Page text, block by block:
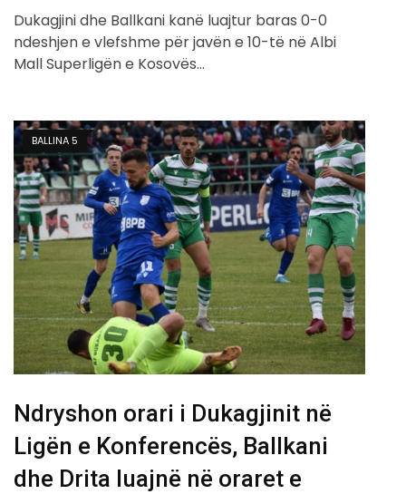
Dukagjini dhe Ballkani kanë luajtur baras 0-0
ndeshjen e vlefshme për javën e 10-të në Albi
Mall Superligën e Kosovës…
BALLINA 5
Ndryshon orari i Dukagjinit në
Ligën e Konferencës, Ballkani
dhe Drita luajnë në oraret e